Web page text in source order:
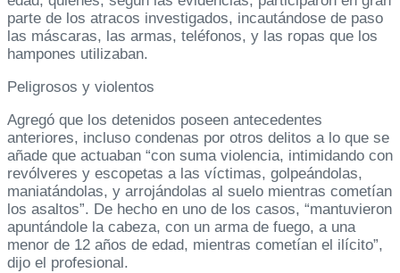
parte de los atracos investigados, incautándose de paso
las máscaras, las armas, teléfonos, y las ropas que los
hampones utilizaban.
Peligrosos y violentos
Agregó que los detenidos poseen antecedentes
anteriores, incluso condenas por otros delitos a lo que se
añade que actuaban “con suma violencia, intimidando con
revólveres y escopetas a las víctimas, golpeándolas,
maniatándolas, y arrojándolas al suelo mientras cometían
los asaltos”. De hecho en uno de los casos, “mantuvieron
apuntándole la cabeza, con un arma de fuego, a una
menor de 12 años de edad, mientras cometían el ilícito”,
dijo el profesional.